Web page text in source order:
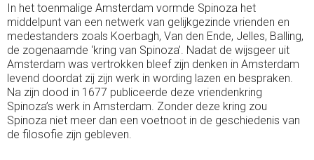
In het toenmalige Amsterdam vormde Spinoza het
middelpunt van een netwerk van gelijkgezinde vrienden en
medestanders zoals Koerbagh, Van den Ende, Jelles, Balling,
de zogenaamde ‘kring van Spinoza’. Nadat de wijsgeer uit
Amsterdam was vertrokken bleef zijn denken in Amsterdam
levend doordat zij zijn werk in wording lazen en bespraken.
Na zijn dood in 1677 publiceerde deze vriendenkring
Spinoza’s werk in Amsterdam. Zonder deze kring zou
Spinoza niet meer dan een voetnoot in de geschiedenis van
de filosofie zijn gebleven.